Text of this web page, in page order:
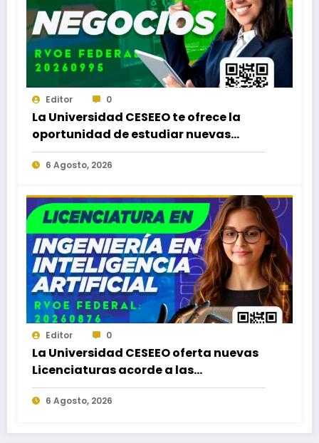
Editor 0
La Universidad CESEEO te ofrece la
oportunidad de estudiar nuevas
Licenciaturas en los Campus Oaxaca,
Puerto Escondido, Ixtepec y en la
6 Agosto, 2026
Editor 0
La Universidad CESEEO oferta nuevas
Licenciaturas acorde a las
necesidades educativas de los
egresados de escuelas del nivel medio
6 Agosto, 2026